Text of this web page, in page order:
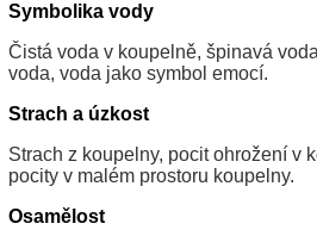
Symbolika vody
Čistá voda v koupelně, špinavá
voda, voda jako symbol emocí.
Strach a úzkost
Strach z koupelny, pocit ohrožení v
pocity v malém prostoru koupelny.
Osamělost